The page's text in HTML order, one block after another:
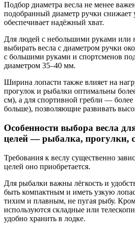
Подбор диаметра весла не менее
подобранный диаметр ручки снижает
обеспечивает надёжный хват.
Для людей с небольшими руками или
выбирать весла с диаметром ручки
с большими руками и спортсменов
диаметром 35–40 мм.
Ширина лопасти также влияет на
прогулок и рыбалки оптимальны
см), а для спортивной гребли —
больше), позволяющие развивать
Особенности выбора весла
целей — рыбалка, прогулки,
Требования к веслу существенно
целей оно приобретается.
Для рыбалки важны лёгкость и
быть компактным и иметь узкую
тихим и плавным, не пугая рыбу.
используются складные или
удобно хранить в лодке.